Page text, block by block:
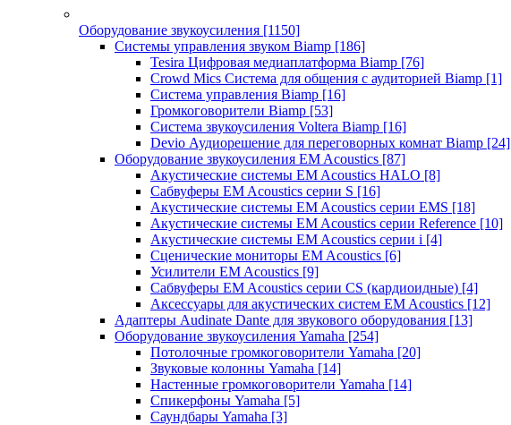
Оборудование звукоусиления [1150]
Системы управления звуком Biamp [186]
Tesira Цифровая медиаплатформа Biamp [76]
Crowd Mics Система для общения с аудиторией Biamp [1]
Система управления Biamp [16]
Громкоговорители Biamp [53]
Система звукоусиления Voltera Biamp [16]
Devio Аудиорешение для переговорных комнат Biamp [24]
Оборудование звукоусиления EM Acoustics [87]
Акустические системы EM Acoustics HALO [8]
Сабвуферы EM Acoustics серии S [16]
Акустические системы EM Acoustics серии EMS [18]
Акустические системы EM Acoustics серии Reference [10]
Акустические системы EM Acoustics серии i [4]
Сценические мониторы EM Acoustics [6]
Усилители EM Acoustics [9]
Сабвуферы EM Acoustics серии CS (кардиоидные) [4]
Аксессуары для акустических систем EM Acoustics [12]
Адаптеры Audinate Dante для звукового оборудования [13]
Оборудование звукоусиления Yamaha [254]
Потолочные громкоговорители Yamaha [20]
Звуковые колонны Yamaha [14]
Настенные громкоговорители Yamaha [14]
Спикерфоны Yamaha [5]
Саундбары Yamaha [3]